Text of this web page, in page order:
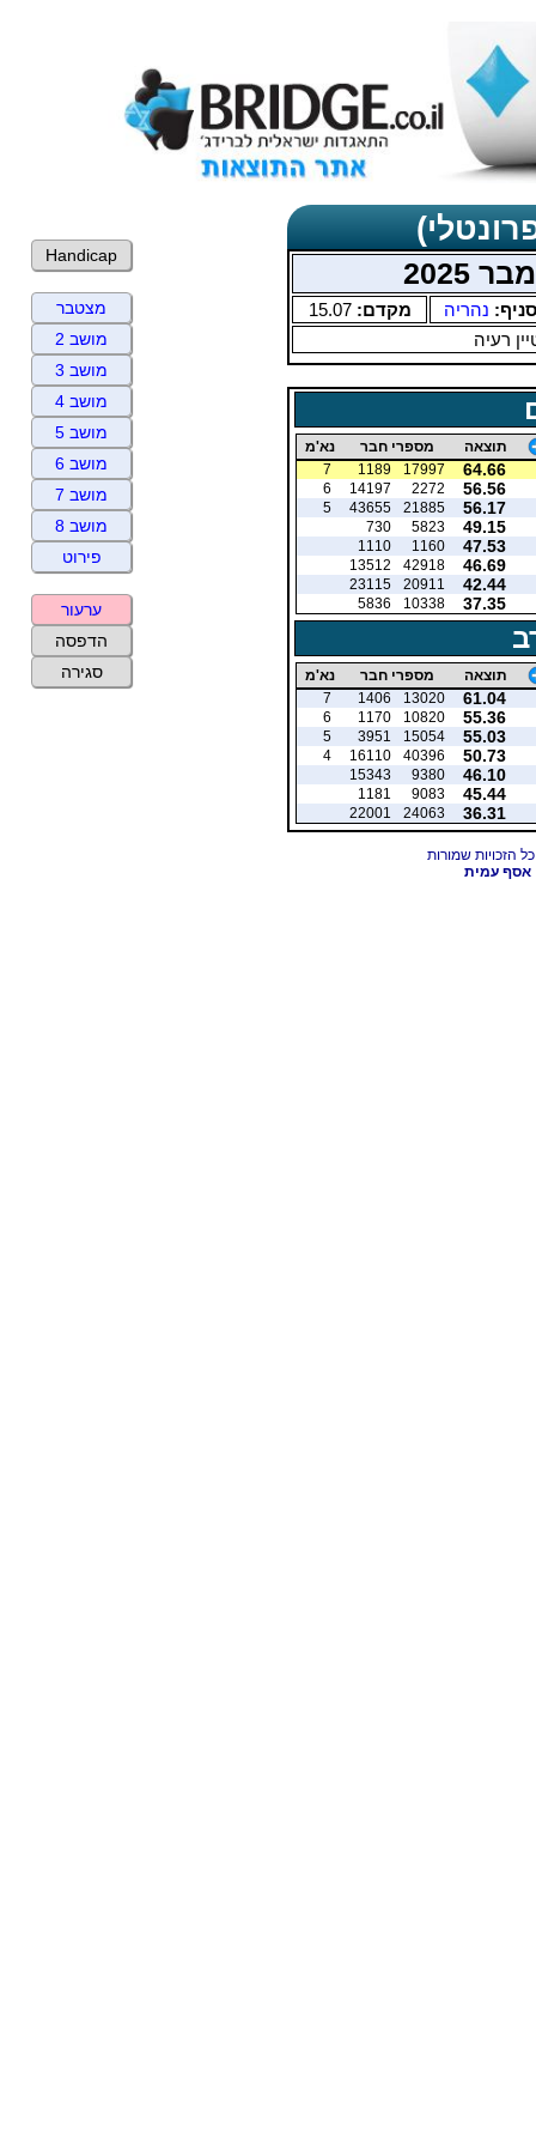
סניף: נהריה מקדם:15.07
רעיה
תוצאה מספרי חבר נא'מ
64.66
17997
1189
7
56.56
2272
14197
6
56.17
21885
43655
5
49.15
5823
730
47.53
1160
1110
46.69
42918
13512
42.44
20911
23115
37.35
10338
5836
תוצאה מספרי חבר נא'מ
61.04
13020
1406
7
55.36
10820
1170
6
55.03
15054
3951
5
50.73
40396
16110
4
46.10
9380
15343
45.44
9083
1181
36.31
24063
22001
אסף עמית
Handicap
מצטבר
מושב 2
מושב 3
מושב 4
מושב 5
מושב 6
מושב 7
מושב 8
פירוט
ערעור
הדפסה
סגירה